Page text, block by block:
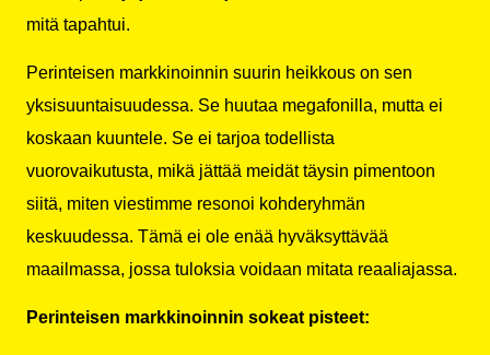
mitä tapahtui.
Perinteisen markkinoinnin suurin heikkous on sen
yksisuuntaisuudessa. Se huutaa megafonilla, mutta ei
koskaan kuuntele. Se ei tarjoa todellista
vuorovaikutusta, mikä jättää meidät täysin pimentoon
siitä, miten viestimme resonoi kohderyhmän
keskuudessa. Tämä ei ole enää hyväksyttävää
maailmassa, jossa tuloksia voidaan mitata reaaliajassa.
Perinteisen markkinoinnin sokeat pisteet: